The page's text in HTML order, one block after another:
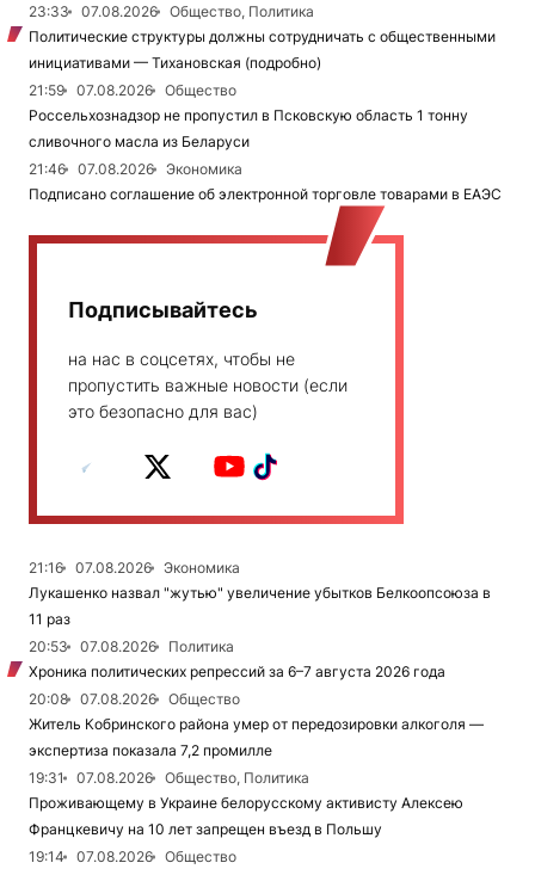
23:33
07.08.2026
Общество, Политика
Политические структуры должны сотрудничать с общественными
инициативами — Тихановская (подробно)
21:59
07.08.2026
Общество
Россельхознадзор не пропустил в Псковскую область 1 тонну
сливочного масла из Беларуси
21:46
07.08.2026
Экономика
Подписано соглашение об электронной торговле товарами в ЕАЭС
Подписывайтесь
на нас в соцсетях, чтобы не
пропустить важные новости (если
это безопасно для вас)
21:16 07.08.2026
Экономика
Лукашенко назвал "жутью" увеличение убытков Белкоопсоюза в
11 раз
20:53
07.08.2026
Политика
Хроника политических репрессий за 6–7 августа 2026 года
20:08
07.08.2026
Общество
Житель Кобринского района умер от передозировки алкоголя —
экспертиза показала 7,2 промилле
19:31
07.08.2026
Общество, Политика
Проживающему в Украине белорусскому активисту Алексею
Францкевичу на 10 лет запрещен въезд в Польшу
19:14
07.08.2026
Общество